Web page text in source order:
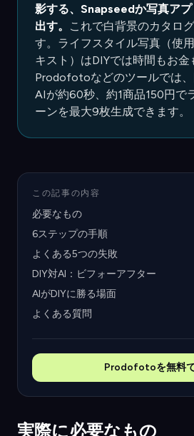
影する、Snapseedか写真ア
出す。
これで白背景のカタロ
す。ライフスタイル写真（使
キスト）はDIYでは時間もお金
Prodofotoなどのツールでは
AIが約60秒、約1商品150円で
ーンを最大9枚生成できます。
この記事の内容
必要なもの
6ステップの手順
よくある5つの失敗
DIY対AI：ビフォーアフター
AIがDIYに勝る場面
よくある質問
Prodofotoを無料
実際に必要なもの